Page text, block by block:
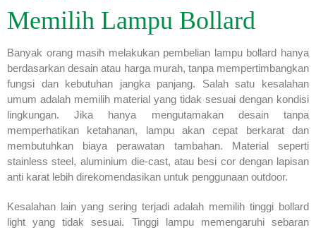
Memilih Lampu Bollard
Banyak orang masih melakukan pembelian lampu bollard hanya
berdasarkan desain atau harga murah, tanpa mempertimbangkan
fungsi dan kebutuhan jangka panjang. Salah satu kesalahan
umum adalah memilih material yang tidak sesuai dengan kondisi
lingkungan. Jika hanya mengutamakan desain tanpa
memperhatikan ketahanan, lampu akan cepat berkarat dan
membutuhkan biaya perawatan tambahan. Material seperti
stainless steel, aluminium die-cast, atau besi cor dengan lapisan
anti karat lebih direkomendasikan untuk penggunaan outdoor.
Kesalahan lain yang sering terjadi adalah memilih tinggi bollard
light yang tidak sesuai. Tinggi lampu memengaruhi sebaran